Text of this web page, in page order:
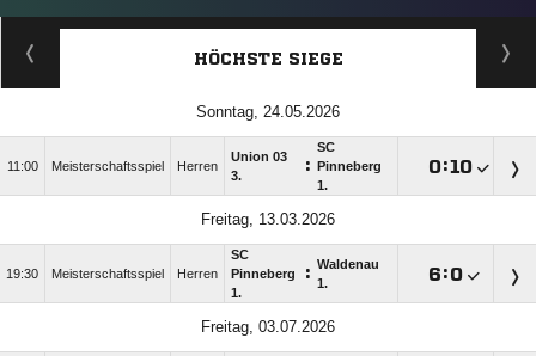
HÖCHSTE SIEGE
Sonntag, 24.05.2026
11:00 Meisterschaftsspiel Herren
Union 03
3.
:
SC
Pinneberg
1.
:
Freitag, 13.03.2026
19:30 Meisterschaftsspiel Herren
SC
Pinneberg
1.
: Waldenau
1.
:
Freitag, 03.07.2026